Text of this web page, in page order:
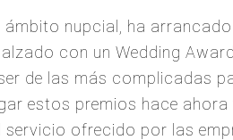
nupcial, ha
con un Wedding
de las más complicadas
estos premios hace ahora
ofrecido por las